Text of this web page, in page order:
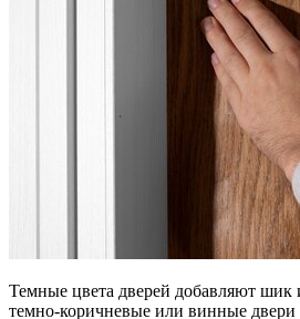
Темные цвета дверей добавляют шик
темно-коричневые или винные